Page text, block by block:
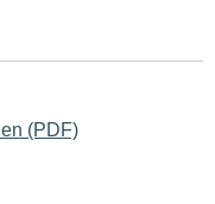
(PDF)